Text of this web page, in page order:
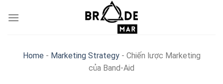
Home - Marketing Strategy- Chiến lược Marketing
của Band-Aid